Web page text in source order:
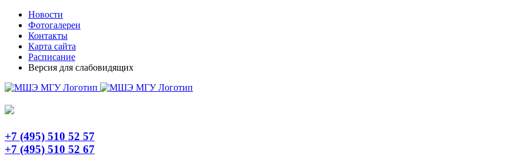
Skip
content
TelegramНовости
Фотогалереи
Контакты
Карта сайта
Расписание
Версия для слабовидящих
+7 (495) 510 52 57
+7 (495) 510 52 67